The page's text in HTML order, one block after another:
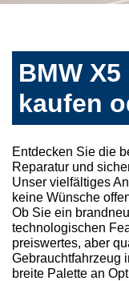
BMW
kaufen
Entdecken Sie die
Reparatur und
Unser vielfältiges
keine Wünsche
Ob Sie ein
technologischen
preiswertes, aber
Gebrauchtfahrzeug
breite Palette an